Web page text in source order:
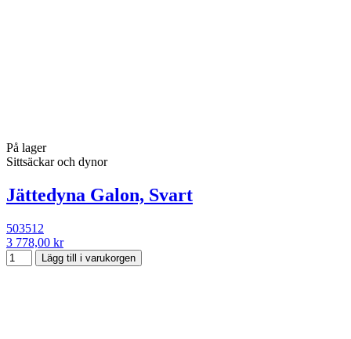
På lager
Sittsäckar och dynor
Jättedyna Galon, Svart
503512
3 778,00 kr
Lägg till i varukorgen